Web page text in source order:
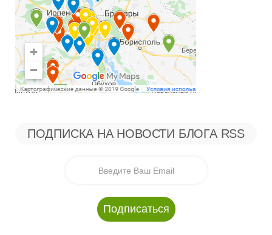
ПОДПИСКА НА НОВОСТИ БЛОГА RSS